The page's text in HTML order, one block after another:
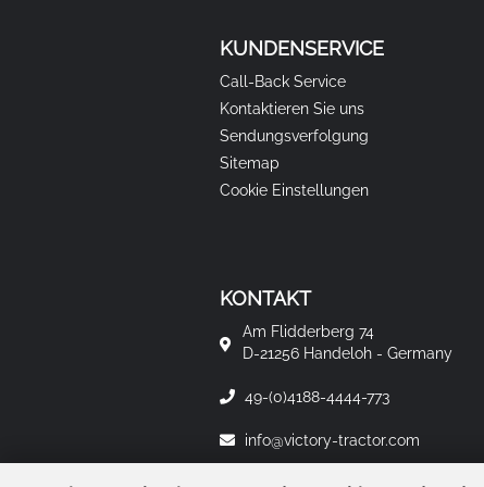
KUNDENSERVICE
Call-Back Service
Kontaktieren Sie uns
Sendungsverfolgung
Sitemap
Cookie Einstellungen
KONTAKT
Am Flidderberg 74
D-21256 Handeloh - Germany
49-(0)4188-4444-773
info@victory-tractor.com